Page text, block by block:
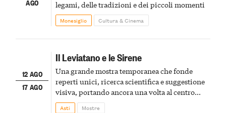
AGO
legami, delle tradizioni e dei piccoli momenti
Monesiglio Cultura & Cinema
12 AGO
17 AGO
Il Leviatano e le Sirene
Una grande mostra temporanea che fonde
reperti unici, ricerca scientifica e suggestione
visiva, portando ancora una volta al centro
della scena le meraviglie del passato astigiano
Asti Mostre